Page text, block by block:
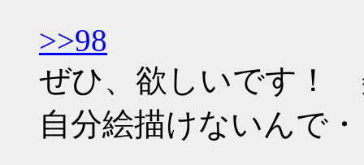
>>98
ぜひ、欲しいです！
自分絵描けないんで